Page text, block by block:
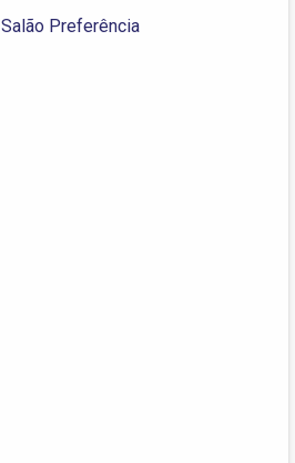
Salão Preferência